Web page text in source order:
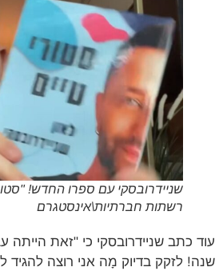
שניידרובסקי עם ספרו החדש! "סטורי
רשתות חברתיות\אינסטגרם
כתב שניידרובסקי כי "זאת הייתה
לזקק בדיוק מָה אני רוצה להגיד